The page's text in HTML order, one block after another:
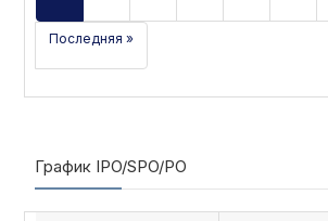
Последняя »
График IPO/SPO/PO